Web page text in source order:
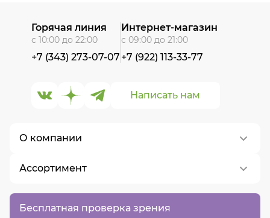
Бесплатная проверка зрения
О компании
О нас
Контакты
Вакансии
Ассортимент
Написать нам
Горячая линия
с 10:00 до 22:00
+7 (343) 273-07-07
Интернет-магазин
с 09:00 до 21:00
+7 (922) 113-33-77